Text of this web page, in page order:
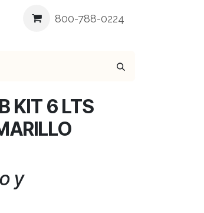
800-788-0224
KIT 6 LTS
y